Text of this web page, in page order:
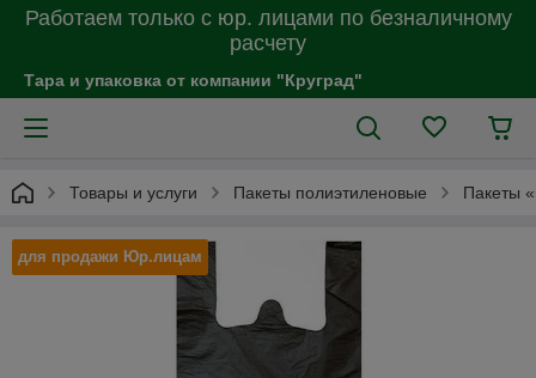
Работаем только с юр. лицами по безналичному
расчету
Тара и упаковка от компании "Круград"
Товары и услуги Пакеты полиэтиленовые Пакеты
для продажи Юр.лицам